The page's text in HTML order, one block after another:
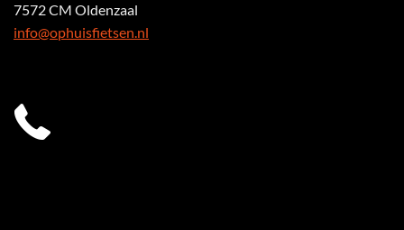
7572 CM Oldenzaal
info@ophuisfietsen.nl